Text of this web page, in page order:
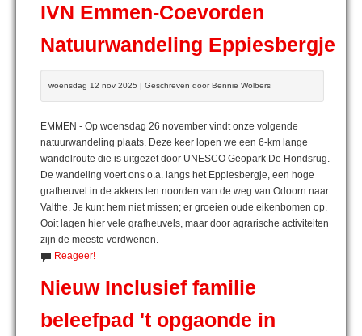
IVN Emmen-Coevorden
Natuurwandeling Eppiesbergje
woensdag 12 nov 2025 | Geschreven door Bennie Wolbers
EMMEN - Op woensdag 26 november vindt onze volgende
natuurwandeling plaats. Deze keer lopen we een 6-km lange
wandelroute die is uitgezet door UNESCO Geopark De Hondsrug.
De wandeling voert ons o.a. langs het Eppiesbergje, een hoge
grafheuvel in de akkers ten noorden van de weg van Odoorn naar
Valthe. Je kunt hem niet missen; er groeien oude eikenbomen op.
Ooit lagen hier vele grafheuvels, maar door agrarische activiteiten
zijn de meeste verdwenen.
Reageer!
Nieuw Inclusief familie
beleefpad 't opgaonde in